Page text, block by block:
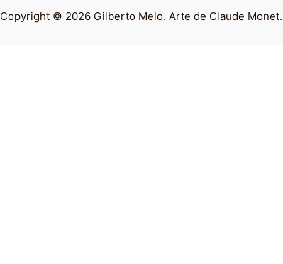
Copyright © 2026 Gilberto Melo. Arte de Claude Monet.